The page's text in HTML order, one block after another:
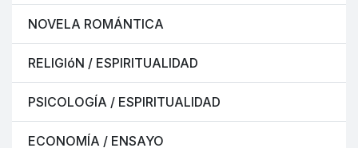
NOVELA ROMÁNTICA
RELIGIóN / ESPIRITUALIDAD
PSICOLOGÍA / ESPIRITUALIDAD
ECONOMÍA / ENSAYO